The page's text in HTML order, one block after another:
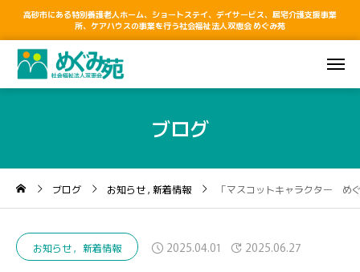
高砂市にある特別養護老人ホーム、ショートステイ、デイサービス、居宅介護支援事業
所、ケアハウスの事業を行う社会福祉法人双恵会 めぐみ苑
ブログ
ブログ お知らせ 新着情報 「マスコットキャラクター め
お知らせ 新着情報 2025.04.01 2025.06.27